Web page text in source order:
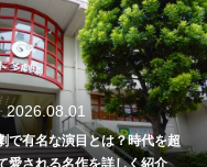
2026.08.01
で有名な演目とは？時代を超
愛される名作を詳しく紹介